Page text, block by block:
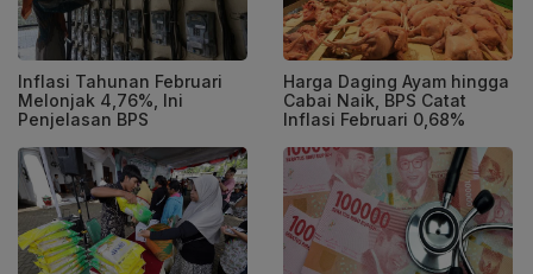
Inflasi Tahunan Februari
Melonjak 4,76%, Ini
Penjelasan BPS
Harga Daging Ayam hingga
Cabai Naik, BPS Catat
Inflasi Februari 0,68%